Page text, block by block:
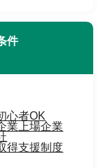
件
心者OK
業 上場企業
得支援制度